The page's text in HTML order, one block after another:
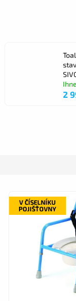
2
V ČÍSELNÍKU
POJIŠŤOVNY